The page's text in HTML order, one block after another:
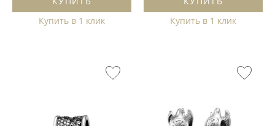
Купить в 1 клик
Купить в 1 клик